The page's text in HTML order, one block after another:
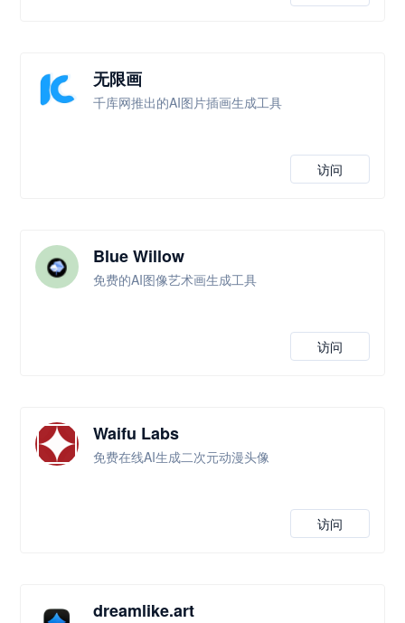
无限画
千库网推出的AI图片插画生成工具
访问
Blue Willow
免费的AI图像艺术画生成工具
访问
Waifu Labs
免费在线AI生成二次元动漫头像
访问
dreamlike.art